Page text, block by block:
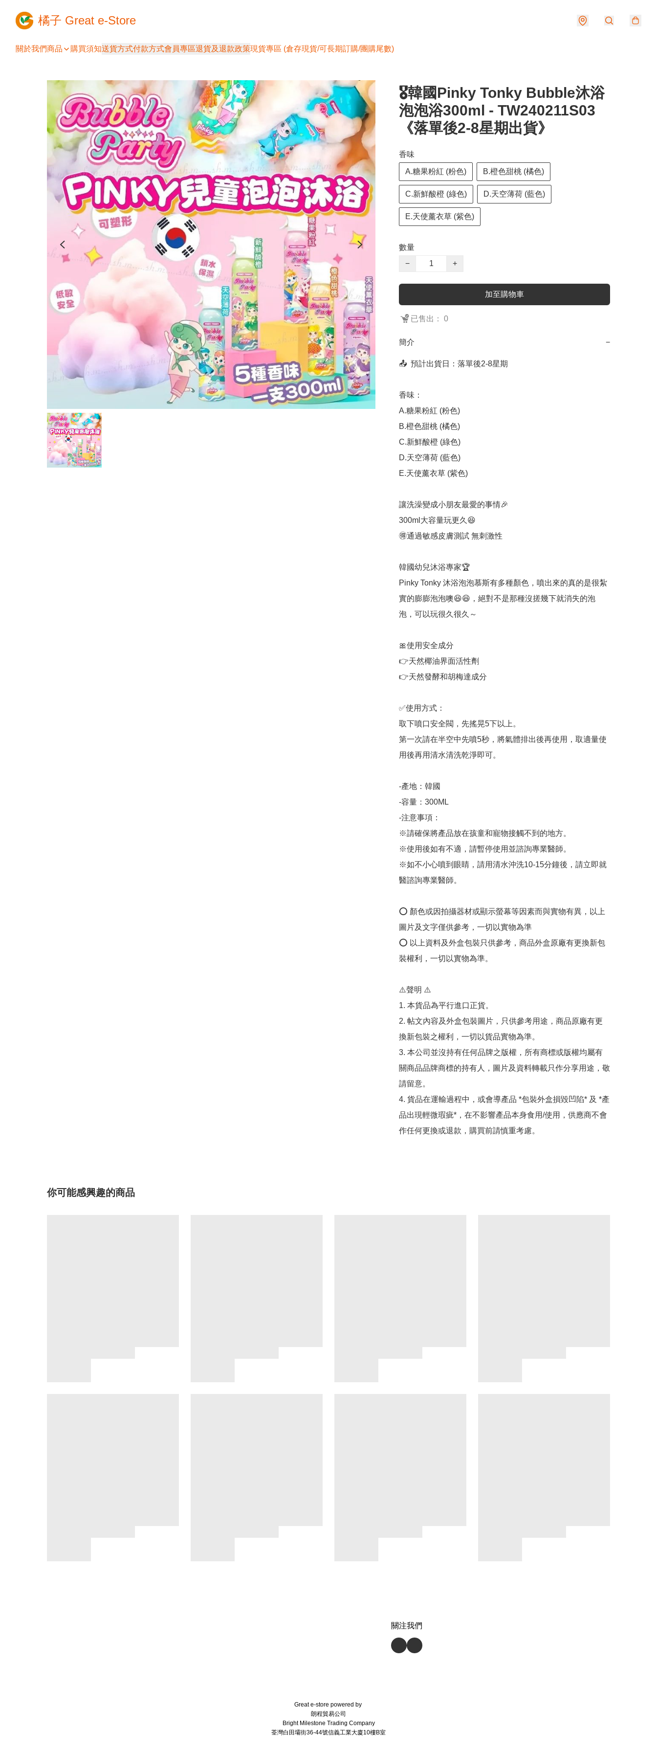
橘子 Great e-Store
關於我們商品 購買須知送貨方式付款方式會員專區退貨及退款政策現貨專區 (倉存現貨/可長期訂購/團購尾數)
🎖韓國Pinky Tonky Bubble沐浴
泡泡浴300ml - TW240211S03
《落單後2-8星期出貨》
香味
A.糖果粉紅 (粉色) B.橙色甜桃 (橘色)
C.新鮮酸橙 (綠色) D.天空薄荷 (藍色)
E.天使薰衣草 (紫色)
數量
−
+
加至購物車
已售出： 0
簡介 −
📤  預計出貨日：落單後2-8星期
香味：
A.糖果粉紅 (粉色)
B.橙色甜桃 (橘色)
C.新鮮酸橙 (綠色)
D.天空薄荷 (藍色)
E.天使薰衣草 (紫色)
讓洗澡變成小朋友最愛的事情🎉
300ml大容量玩更久😆
🉐通過敏感皮膚測試 無刺激性
韓國幼兒沐浴專家🏆
Pinky Tonky 沐浴泡泡慕斯有多種顏色，噴出來的真的是很紮
實的膨膨泡泡噢😆😆，絕對不是那種沒搓幾下就消失的泡
泡，可以玩很久很久～
🎀使用安全成分
👉天然椰油界面活性劑
👉天然發酵和胡梅達成分
✅使用方式：
取下噴口安全閥，先搖晃5下以上。
第一次請在半空中先噴5秒，將氣體排出後再使用，取適量使
用後再用清水清洗乾淨即可。
-產地：韓國
-容量：300ML
-注意事項：
※請確保將產品放在孩童和寵物接觸不到的地方。
※使用後如有不適，請暫停使用並諮詢專業醫師。
※如不小心噴到眼睛，請用清水沖洗10-15分鐘後，請立即就
醫諮詢專業醫師。
⭕️ 顏色或因拍攝器材或顯示螢幕等因素而與實物有異，以上
圖片及文字僅供參考，一切以實物為準
⭕️ 以上資料及外盒包裝只供參考，商品外盒原廠有更換新包
裝權利，一切以實物為準。
⚠️聲明 ⚠️
1. 本貨品為平行進口正貨。
2. 帖文內容及外盒包裝圖片，只供參考用途，商品原廠有更
換新包裝之權利，一切以貨品實物為準。
3. 本公司並沒持有任何品牌之版權，所有商標或版權均屬有
關商品品牌商標的持有人，圖片及資料轉載只作分享用途，敬
請留意。
4. 貨品在運輸過程中，或會導產品 *包裝外盒損毀凹陷* 及 *產
品出現輕微瑕疵*，在不影響產品本身食用/使用，供應商不會
作任何更換或退款，購買前請慎重考慮。
你可能感興趣的商品
關注我們
Great e-store powered by
朗程貿易公司
Bright Milestone Trading Company
荃灣白田壩街36-44號信義工業大廈10樓B室